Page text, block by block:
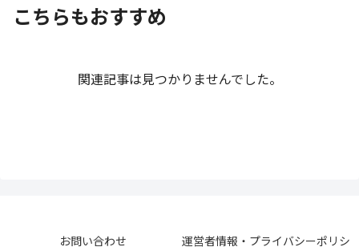
こちらもおすすめ
関連記事は見つかりませんでした。
お問い合わせ
運営者情報・プライバシーポリシ